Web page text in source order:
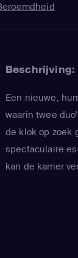
Beschrijving:
Een nieuwe,
waarin twee
de klok op zoek
spectaculaire
kan de kamer